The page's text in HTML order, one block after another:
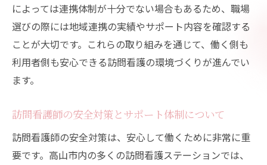
によっては連携体制が十分でない場合もあるため、職場
選びの際には地域連携の実績やサポート内容を確認する
ことが大切です。これらの取り組みを通じて、働く側も
利用者側も安心できる訪問看護の環境づくりが進んでい
ます。
訪問看護師の安全対策とサポート体制について
訪問看護師の安全対策は、安心して働くために非常に重
要です。高山市内の多くの訪問看護ステーションでは、